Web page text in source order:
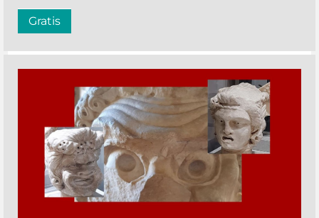
Gratis